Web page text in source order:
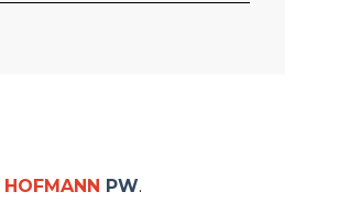
HOFMANN PW.